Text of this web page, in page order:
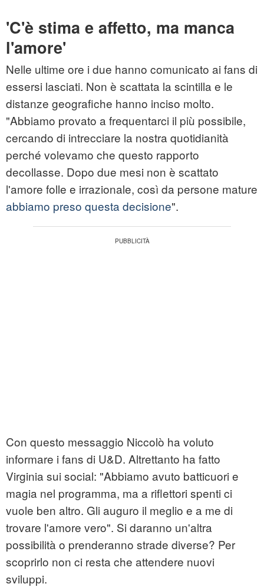
'C'è stima e affetto, ma manca
l'amore'
Nelle ultime ore i due hanno comunicato ai fans di
essersi lasciati. Non è scattata la scintilla e le
distanze geografiche hanno inciso molto.
"Abbiamo provato a frequentarci il più possibile,
cercando di intrecciare la nostra quotidianità
perché volevamo che questo rapporto
decollasse. Dopo due mesi non è scattato
l'amore folle e irrazionale, così da persone mature
abbiamo preso questa decisione".
Con questo messaggio Niccolò ha voluto
informare i fans di U&D. Altrettanto ha fatto
Virginia sui social: "Abbiamo avuto batticuori e
magia nel programma, ma a riflettori spenti ci
vuole ben altro. Gli auguro il meglio e a me di
trovare l'amore vero". Si daranno un'altra
possibilità o prenderanno strade diverse? Per
scoprirlo non ci resta che attendere nuovi
sviluppi.